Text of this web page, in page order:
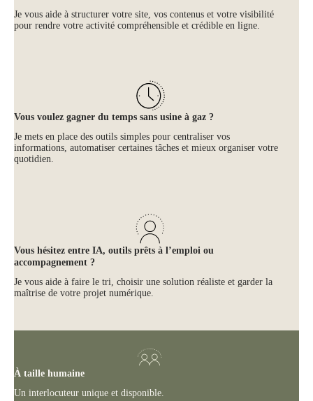
Je vous aide à structurer votre site, vos contenus et votre visibilité
pour rendre votre activité compréhensible et crédible en ligne.
Vous voulez gagner du temps sans usine à gaz ?
Je mets en place des outils simples pour centraliser vos
informations, automatiser certaines tâches et mieux organiser votre
quotidien.
Vous hésitez entre IA, outils prêts à l’emploi ou
accompagnement ?
Je vous aide à faire le tri, choisir une solution réaliste et garder la
maîtrise de votre projet numérique.
À taille humaine
Un interlocuteur unique et disponible.